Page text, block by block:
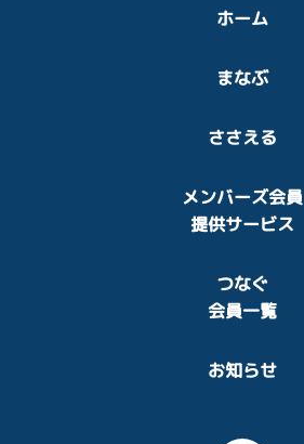
ホーム
まなぶ
ささえる
メンバーズ会員
提供サービス
つなぐ
会員一覧
お知らせ